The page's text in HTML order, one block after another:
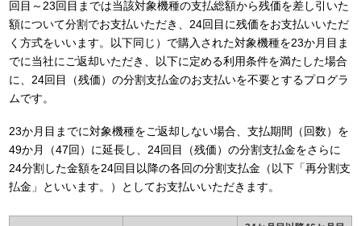
回目～23回目までは当該対象機種の支払総額から残価を差し引いた
額について分割でお支払いただき、24回目に残価をお支払いいただ
く方式をいいます。以下同じ）で購入された対象機種を23か月目ま
でに当社にご返却いただき、以下に定める利用条件を満たした場合
に、24回目（残価）の分割支払金のお支払いを不要とするプログラ
ムです。
23か月目までに対象機種をご返却しない場合、支払期間（回数）を
49か月（47回）に延長し、24回目（残価）の分割支払金をさらに
24分割した金額を24回目以降の各回の分割支払金（以下「再分割支
払金」といいます。）としてお支払いいただきます。